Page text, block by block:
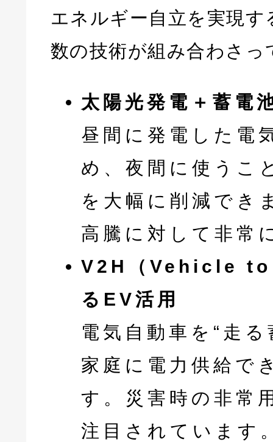
エネルギー自立を実現す
数の技術が組み合わさっ
太陽光発電＋蓄電
昼間に発電した電
め、夜間に使うこ
を大幅に削減でき
高騰に対して非常
V2H（Vehicle to
るEV活用
電気自動車を“走
家庭に電力供給で
す。災害時の非常
注目されています